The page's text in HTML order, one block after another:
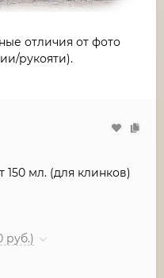
отличия от фото
рукояти).
мл. (для клинков)
руб.)